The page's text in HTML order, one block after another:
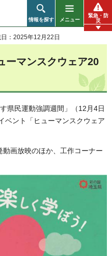
情報を探す メニュー
緊急・防
災
：2025年12月22日
ーマンスクウェア20
県民運動強調週間」（12月4日
ベント「ヒューマンスクウェア
画放映のほか、工作コーナー